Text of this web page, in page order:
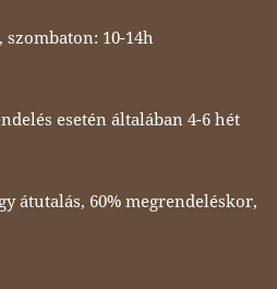
10-14h
esetén általában 4-6 hét
átutalás, 60% megrendeléskor,